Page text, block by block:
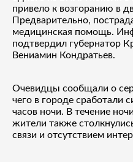
привело к возгоранию в
Предварительно,
медицинская помощь.
подтвердил губернатор
Вениамин Кондратьев.
Очевидцы сообщали о
чего в городе сработали
часов ночи. В течение
жители также
связи и отсутствием